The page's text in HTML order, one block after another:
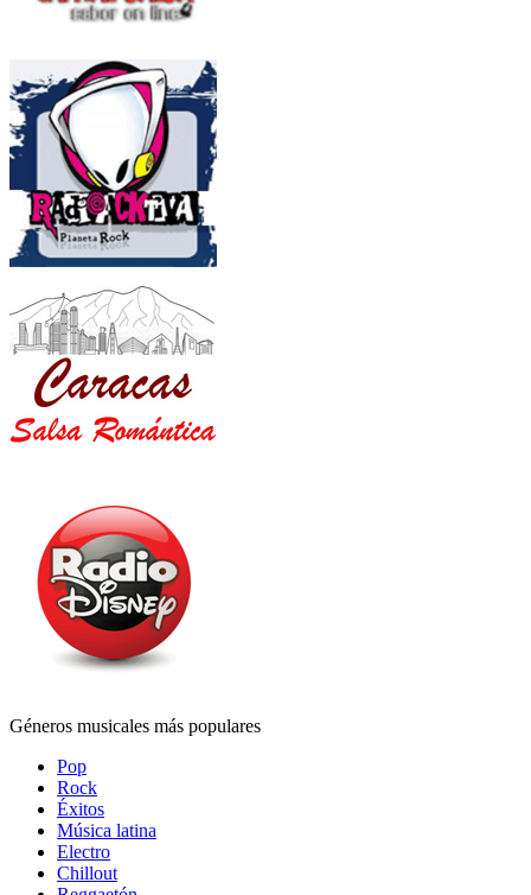
Géneros musicales más populares
Pop
Rock
Éxitos
Música latina
Electro
Chillout